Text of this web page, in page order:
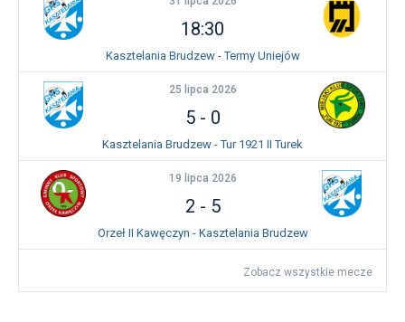
18:30
Kasztelania Brudzew - Termy Uniejów
25 lipca 2026
5- 0
Kasztelania Brudzew - Tur 1921 II Turek
19 lipca 2026
2 - 5
Orzeł II Kawęczyn - Kasztelania Brudzew
Zobacz wszystkie mecze